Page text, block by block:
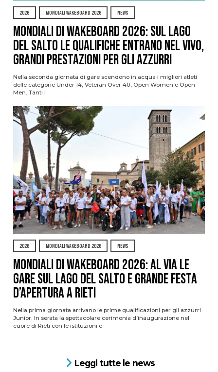
2026 MONDIALI WAKEBOARD 2026 NEWS
Mondiali di Wakeboard 2026: sul Lago
del Salto le qualifiche entrano nel vivo,
grandi prestazioni per gli azzurri
Nella seconda giornata di gare scendono in acqua i migliori atleti
delle categorie Under 14, Veteran Over 40, Open Women e Open
Men. Tanti i
2026 MONDIALI WAKEBOARD 2026 NEWS
Mondiali di Wakeboard 2026: al via le
gare sul Lago del Salto e grande festa
d’apertura a Rieti
Nella prima giornata arrivano le prime qualificazioni per gli azzurri
Junior. In serata la spettacolare cerimonia d’inaugurazione nel
cuore di Rieti con le istituzioni e
Leggi tutte le news